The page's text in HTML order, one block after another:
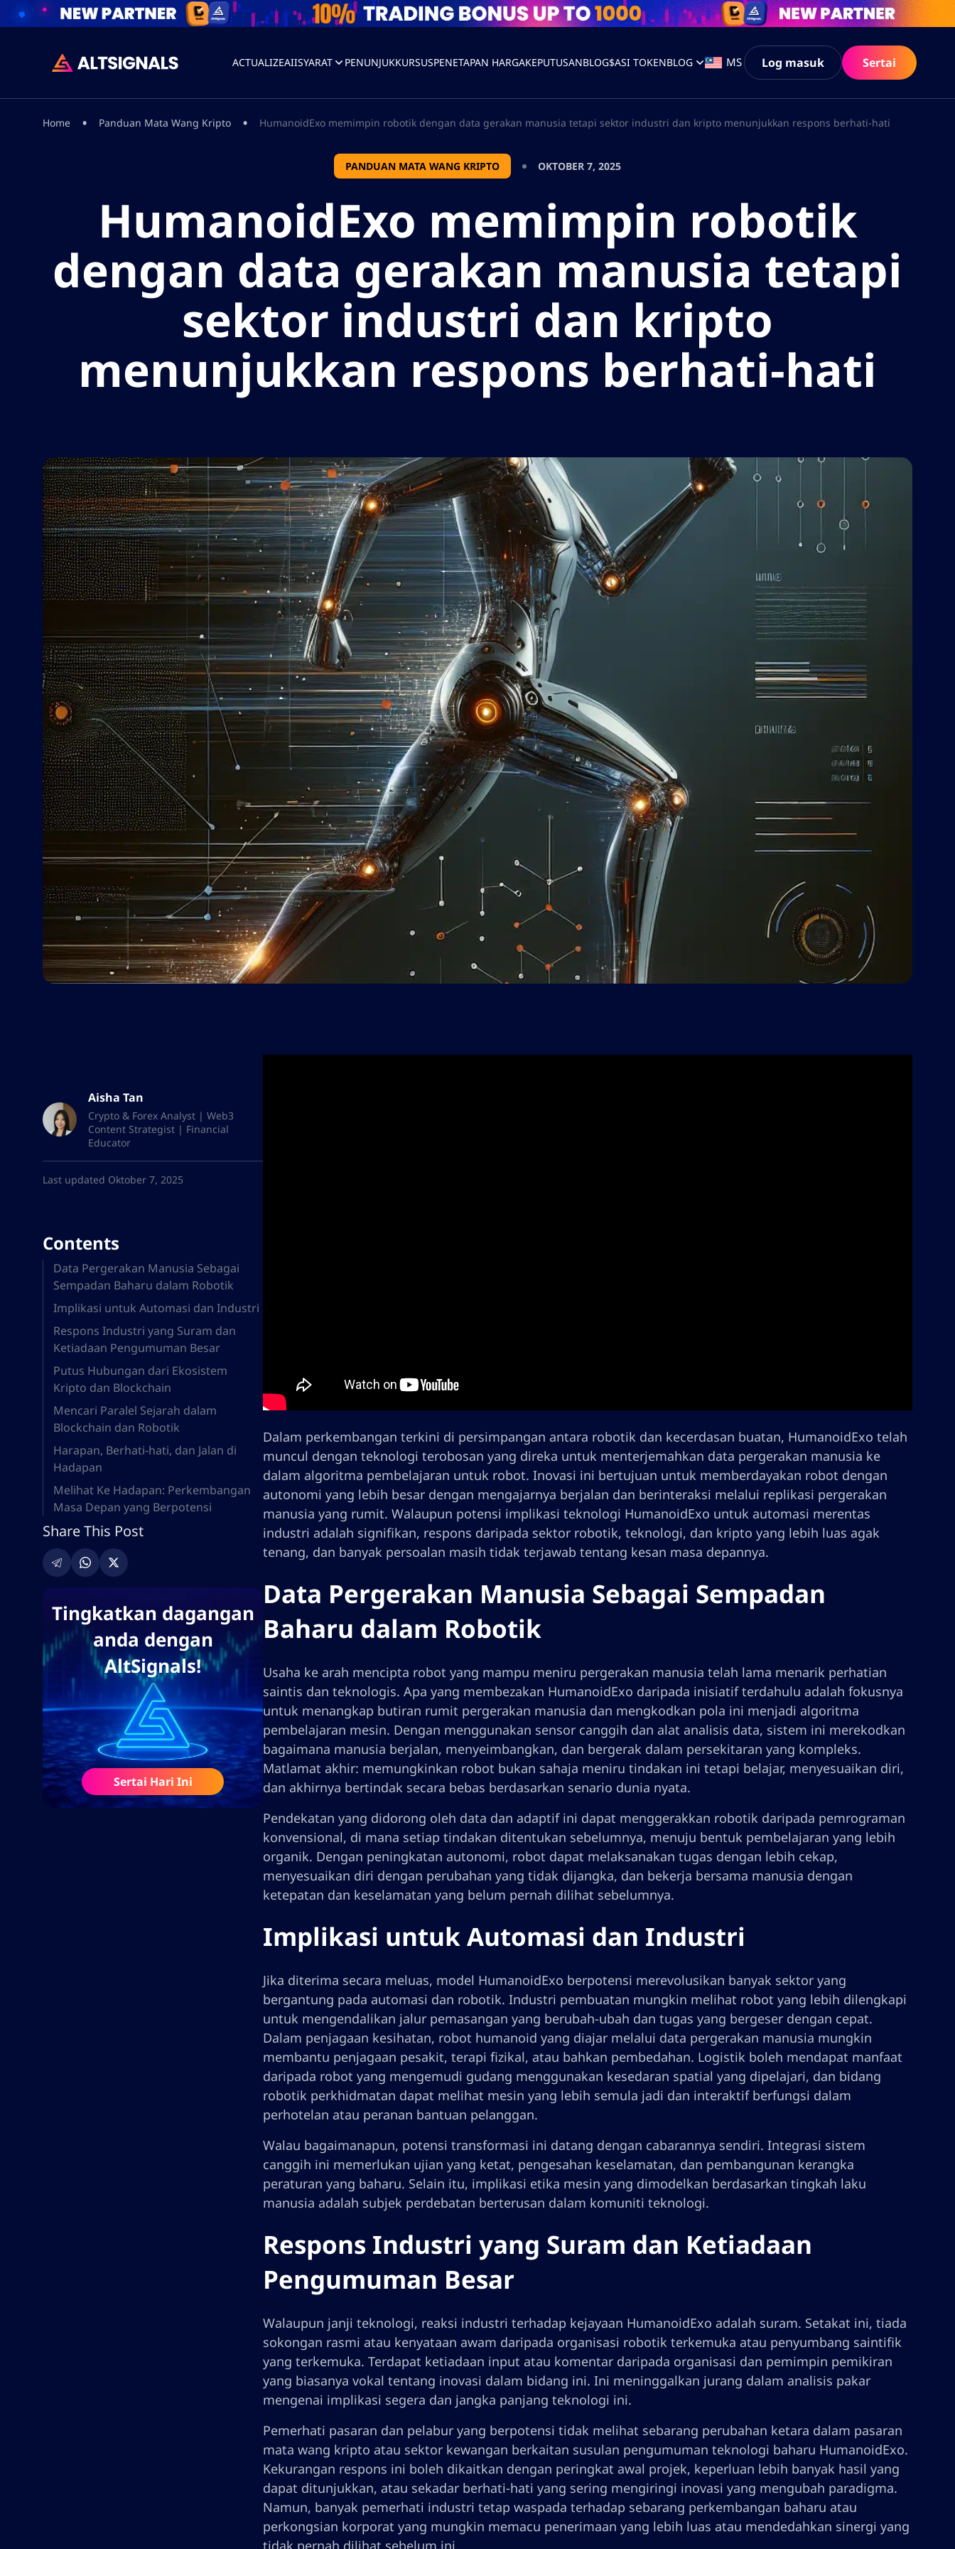
ACTUALIZEAIISYARAT PENUNJUKKURSUSPENETAPAN HARGAKEPUTUSANBLOG$ASI TOKENBLOG MS Log masuk Sertai
Home • Panduan Mata Wang Kripto • HumanoidExo memimpin robotik dengan data gerakan manusia tetapi sektor industri dan kripto menunjukkan respons berhati-hati
PANDUAN MATA WANG KRIPTO OKTOBER 7, 2025
HumanoidExo memimpin robotik
dengan data gerakan manusia tetapi
sektor industri dan kripto
menunjukkan respons berhati-hati
Aisha Tan
Crypto & Forex Analyst | Web3
Content Strategist | Financial
Educator
Last updated Oktober 7, 2025
Contents
Data Pergerakan Manusia Sebagai
Sempadan Baharu dalam Robotik
Implikasi untuk Automasi dan Industri
Respons Industri yang Suram dan
Ketiadaan Pengumuman Besar
Putus Hubungan dari Ekosistem
Kripto dan Blockchain
Mencari Paralel Sejarah dalam
Blockchain dan Robotik
Harapan, Berhati-hati, dan Jalan di
Hadapan
Melihat Ke Hadapan: Perkembangan
Masa Depan yang Berpotensi
Share This Post
Tingkatkan dagangan
anda dengan
AltSignals!
Sertai Hari Ini
Dalam perkembangan terkini di persimpangan antara robotik dan kecerdasan buatan, HumanoidExo telah
muncul dengan teknologi terobosan yang direka untuk menterjemahkan data pergerakan manusia ke
dalam algoritma pembelajaran untuk robot. Inovasi ini bertujuan untuk memberdayakan robot dengan
autonomi yang lebih besar dengan mengajarnya berjalan dan berinteraksi melalui replikasi pergerakan
manusia yang rumit. Walaupun potensi implikasi teknologi HumanoidExo untuk automasi merentas
industri adalah signifikan, respons daripada sektor robotik, teknologi, dan kripto yang lebih luas agak
tenang, dan banyak persoalan masih tidak terjawab tentang kesan masa depannya.
Data Pergerakan Manusia Sebagai Sempadan
Baharu dalam Robotik
Usaha ke arah mencipta robot yang mampu meniru pergerakan manusia telah lama menarik perhatian
saintis dan teknologis. Apa yang membezakan HumanoidExo daripada inisiatif terdahulu adalah fokusnya
untuk menangkap butiran rumit pergerakan manusia dan mengkodkan pola ini menjadi algoritma
pembelajaran mesin. Dengan menggunakan sensor canggih dan alat analisis data, sistem ini merekodkan
bagaimana manusia berjalan, menyeimbangkan, dan bergerak dalam persekitaran yang kompleks.
Matlamat akhir: memungkinkan robot bukan sahaja meniru tindakan ini tetapi belajar, menyesuaikan diri,
dan akhirnya bertindak secara bebas berdasarkan senario dunia nyata.
Pendekatan yang didorong oleh data dan adaptif ini dapat menggerakkan robotik daripada pemrograman
konvensional, di mana setiap tindakan ditentukan sebelumnya, menuju bentuk pembelajaran yang lebih
organik. Dengan peningkatan autonomi, robot dapat melaksanakan tugas dengan lebih cekap,
menyesuaikan diri dengan perubahan yang tidak dijangka, dan bekerja bersama manusia dengan
ketepatan dan keselamatan yang belum pernah dilihat sebelumnya.
Implikasi untuk Automasi dan Industri
Jika diterima secara meluas, model HumanoidExo berpotensi merevolusikan banyak sektor yang
bergantung pada automasi dan robotik. Industri pembuatan mungkin melihat robot yang lebih dilengkapi
untuk mengendalikan jalur pemasangan yang berubah-ubah dan tugas yang bergeser dengan cepat.
Dalam penjagaan kesihatan, robot humanoid yang diajar melalui data pergerakan manusia mungkin
membantu penjagaan pesakit, terapi fizikal, atau bahkan pembedahan. Logistik boleh mendapat manfaat
daripada robot yang mengemudi gudang menggunakan kesedaran spatial yang dipelajari, dan bidang
robotik perkhidmatan dapat melihat mesin yang lebih semula jadi dan interaktif berfungsi dalam
perhotelan atau peranan bantuan pelanggan.
Walau bagaimanapun, potensi transformasi ini datang dengan cabarannya sendiri. Integrasi sistem
canggih ini memerlukan ujian yang ketat, pengesahan keselamatan, dan pembangunan kerangka
peraturan yang baharu. Selain itu, implikasi etika mesin yang dimodelkan berdasarkan tingkah laku
manusia adalah subjek perdebatan berterusan dalam komuniti teknologi.
Respons Industri yang Suram dan Ketiadaan
Pengumuman Besar
Walaupun janji teknologi, reaksi industri terhadap kejayaan HumanoidExo adalah suram. Setakat ini, tiada
sokongan rasmi atau kenyataan awam daripada organisasi robotik terkemuka atau penyumbang saintifik
yang terkemuka. Terdapat ketiadaan input atau komentar daripada organisasi dan pemimpin pemikiran
yang biasanya vokal tentang inovasi dalam bidang ini. Ini meninggalkan jurang dalam analisis pakar
mengenai implikasi segera dan jangka panjang teknologi ini.
Pemerhati pasaran dan pelabur yang berpotensi tidak melihat sebarang perubahan ketara dalam pasaran
mata wang kripto atau sektor kewangan berkaitan susulan pengumuman teknologi baharu HumanoidExo.
Kekurangan respons ini boleh dikaitkan dengan peringkat awal projek, keperluan lebih banyak hasil yang
dapat ditunjukkan, atau sekadar berhati-hati yang sering mengiringi inovasi yang mengubah paradigma.
Namun, banyak pemerhati industri tetap waspada terhadap sebarang perkembangan baharu atau
perkongsian korporat yang mungkin memacu penerimaan yang lebih luas atau mendedahkan sinergi yang
tidak pernah dilihat sebelum ini.